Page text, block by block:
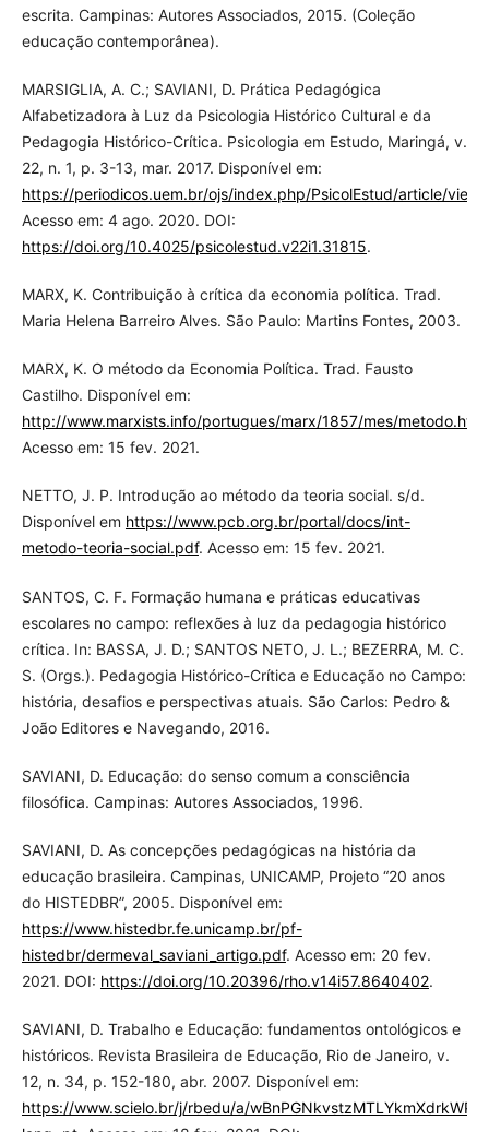
escrita. Campinas: Autores Associados, 2015. (Coleção
educação contemporânea).
MARSIGLIA, A. C.; SAVIANI, D. Prática Pedagógica
Alfabetizadora à Luz da Psicologia Histórico Cultural e da
Pedagogia Histórico-Crítica. Psicologia em Estudo, Maringá, v.
22, n. 1, p. 3-13, mar. 2017. Disponível em:
https://periodicos.uem.br/ojs/index.php/PsicolEstud/article/view/
Acesso em: 4 ago. 2020. DOI:
https://doi.org/10.4025/psicolestud.v22i1.31815.
MARX, K. Contribuição à crítica da economia política. Trad.
Maria Helena Barreiro Alves. São Paulo: Martins Fontes, 2003.
MARX, K. O método da Economia Política. Trad. Fausto
Castilho. Disponível em:
http://www.marxists.info/portugues/marx/1857/mes/metodo.htm
Acesso em: 15 fev. 2021.
NETTO, J. P. Introdução ao método da teoria social. s/d.
Disponível em https://www.pcb.org.br/portal/docs/int-
metodo-teoria-social.pdf. Acesso em: 15 fev. 2021.
SANTOS, C. F. Formação humana e práticas educativas
escolares no campo: reflexões à luz da pedagogia histórico
crítica. In: BASSA, J. D.; SANTOS NETO, J. L.; BEZERRA, M. C.
S. (Orgs.). Pedagogia Histórico-Crítica e Educação no Campo:
história, desafios e perspectivas atuais. São Carlos: Pedro &
João Editores e Navegando, 2016.
SAVIANI, D. Educação: do senso comum a consciência
filosófica. Campinas: Autores Associados, 1996.
SAVIANI, D. As concepções pedagógicas na história da
educação brasileira. Campinas, UNICAMP, Projeto “20 anos
do HISTEDBR”, 2005. Disponível em:
https://www.histedbr.fe.unicamp.br/pf-
histedbr/dermeval_saviani_artigo.pdf. Acesso em: 20 fev.
2021. DOI: https://doi.org/10.20396/rho.v14i57.8640402.
SAVIANI, D. Trabalho e Educação: fundamentos ontológicos e
históricos. Revista Brasileira de Educação, Rio de Janeiro, v.
12, n. 34, p. 152-180, abr. 2007. Disponível em:
https://www.scielo.br/j/rbedu/a/wBnPGNkvstzMTLYkmXdrkWP/?